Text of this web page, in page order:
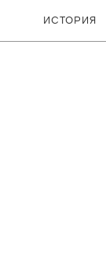
ИСТОРИЯ